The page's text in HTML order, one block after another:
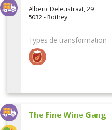
Alberic Deleustraat, 29
5032 - Bothey
Types de transformation
The Fine Wine Gang